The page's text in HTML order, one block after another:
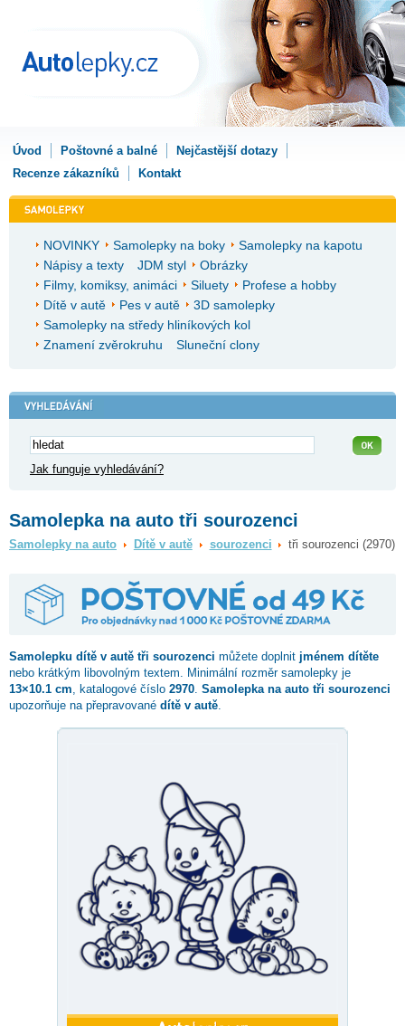
Úvod Poštovné a balné
Nejčastější dotazy
Recenze zákazníků
Kontakt
NOVINKY Samolepky na boky
Samolepky na kapotu
Nápisy a texty
JDM styl
Obrázky
Filmy, komiksy, animáci
Siluety
Profese a hobby
Dítě v autě
Pes v autě
3D samolepky
Samolepky na středy hliníkových kol
Znamení zvěrokruhu
Sluneční clony
Jak funguje vyhledávání?
Samolepka na auto tři sourozenci
Samolepky na auto Dítě v autě sourozenci tři sourozenci (2970)
Samolepku dítě v autě tři sourozenci můžete doplnit jménem dítěte
nebo krátkým libovolným textem. Minimální rozměr samolepky je
13×10.1 cm , katalogové číslo 2970 Samolepka na auto tři sourozenci
upozorňuje na přepravované dítě v autě